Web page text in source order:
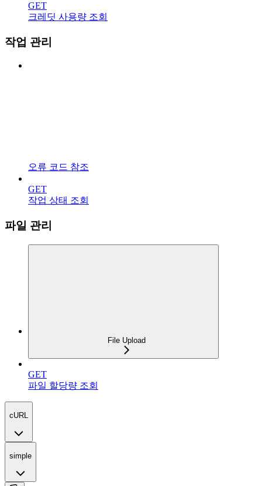
GET
크레딧 사용량 조회
작업 관리
오류 코드 참조
GET
작업 상태 조회
파일 관리
File Upload
GET
파일 할당량 조회
cURL
simple